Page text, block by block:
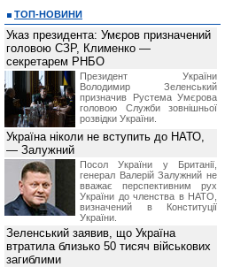
ТОП-НОВИНИ
Указ президента: Умєров призначений
головою СЗР, Клименко —
секретарем РНБО
Президент України
Володимир Зеленський
призначив Pустема Умєрова
головою Служби зовнішньої
розвідки України.
Україна ніколи не вступить до НАТО,
— Залужний
Посол України у Британії,
генерал Валерій Залужний не
вважає перспективним рух
України до членства в НАТО,
визначений в Конституції
України.
Зеленський заявив, що Україна
втратила близько 50 тисяч військових
загиблими